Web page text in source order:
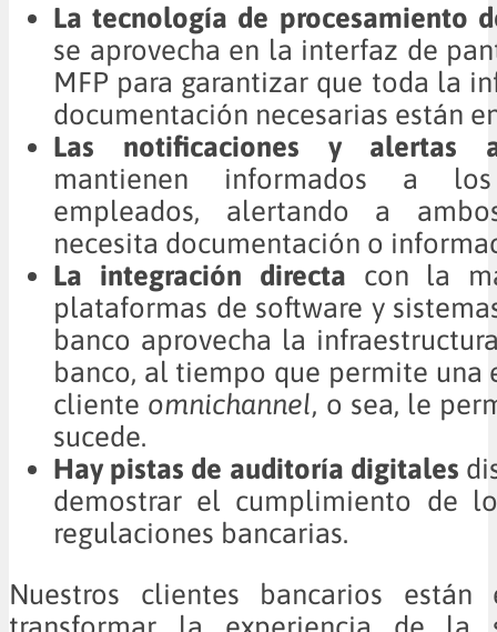
La tecnología de procesamiento
se aprovecha en la interfaz de
MFP para garantizar que toda la
documentación necesarias están
Las notificaciones y alertas
mantienen informados a
empleados, alertando a
necesita documentación o
La integración directa con la
plataformas de software y
banco aprovecha la
banco, al tiempo que permite una
cliente omnichannel, o sea, le
sucede.
Hay pistas de auditoría digitales
demostrar el cumplimiento de
regulaciones bancarias.
Nuestros clientes bancarios están